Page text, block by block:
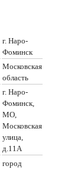
г. Наро-
Фоминск
Московская
область
г. Наро-
Фоминск,
МО,
Московская
улица,
д.11А
город